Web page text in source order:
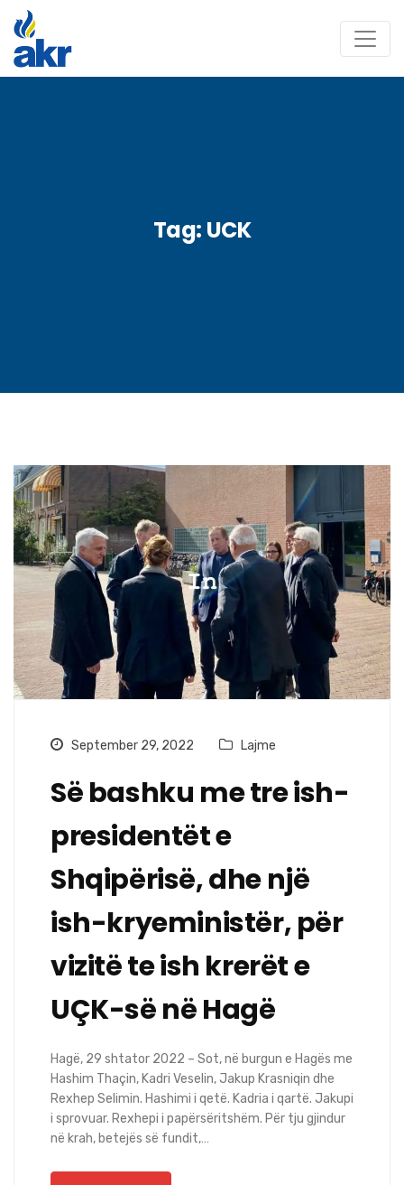
Tag: UCK
September 29, 2022 Lajme
Së bashku me tre ish-
presidentët e
Shqipërisë, dhe një
ish-kryeministër, për
vizitë te ish krerët e
UÇK-së në Hagë
Hagë, 29 shtator 2022 – Sot, në burgun e Hagës me
Hashim Thaçin, Kadri Veselin, Jakup Krasniqin dhe
Rexhep Selimin. Hashimi i qetë. Kadria i qartë. Jakupi
i sprovuar. Rexhepi i papërsëritshëm. Për tju gjindur
në krah, betejës së fundit,…